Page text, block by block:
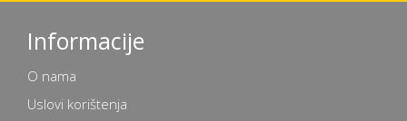
Informacije
O nama
Uslovi korištenja